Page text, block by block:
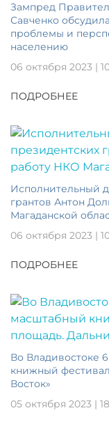
Зампред
Савченко
проблемы и
населению
06 октября 2023 |
ПОДРОБНЕЕ
Исполнительный
грантов Антон
Магаданской
06 октября 2023 |
ПОДРОБНЕЕ
Во Владивостоке
книжный
Восток»
05 октября 2023 |